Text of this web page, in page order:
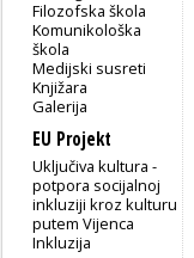
Filozofska škola
Komunikološka
škola
Medijski susreti
Knjižara
Galerija
EU Projekt
Uključiva kultura -
potpora socijalnoj
inkluziji kroz kulturu
putem Vijenca
Inkluzija